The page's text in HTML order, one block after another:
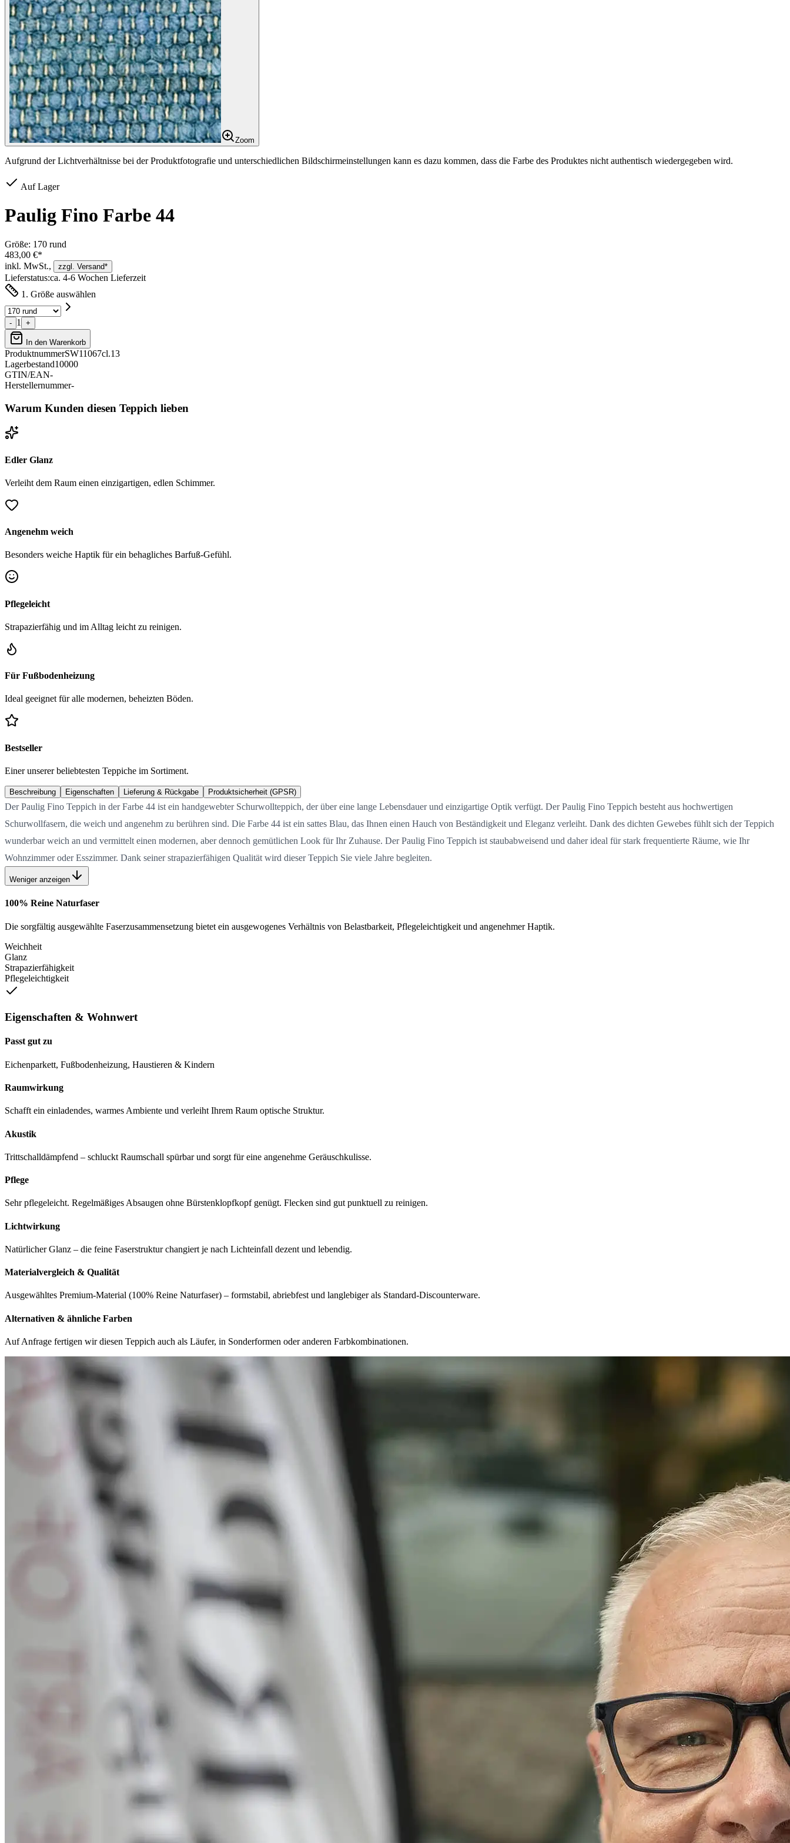
Zoom
Aufgrund der Lichtverhältnisse bei der Produktfotografie und unterschiedlichen Bildschirmeinstellungen kann es dazu kommen, dass die Farbe des Produktes nicht authentisch wiedergegeben wird.
Auf Lager
Paulig Fino Farbe 44
Größe: 170 rund
483,00 €*
inkl. MwSt.,
zzgl. Versand*
Lieferstatus:ca. 4-6 Wochen Lieferzeit
1. Größe auswählen
- 1 +
In den Warenkorb
ProduktnummerSW11067cl.13
Lagerbestand10000
GTIN/EAN-
Herstellernummer-
Warum Kunden diesen Teppich lieben
Edler Glanz
Verleiht dem Raum einen einzigartigen, edlen Schimmer.
Angenehm weich
Besonders weiche Haptik für ein behagliches Barfuß-Gefühl.
Pflegeleicht
Strapazierfähig und im Alltag leicht zu reinigen.
Für Fußbodenheizung
Ideal geeignet für alle modernen, beheizten Böden.
Bestseller
Einer unserer beliebtesten Teppiche im Sortiment.
Beschreibung Eigenschaften Lieferung & Rückgabe Produktsicherheit (GPSR)
Der Paulig Fino Teppich in der Farbe 44 ist ein handgewebter Schurwollteppich, der über eine lange Lebensdauer und einzigartige Optik verfügt. Der Paulig Fino Teppich besteht aus hochwertigen
Schurwollfasern, die weich und angenehm zu berühren sind. Die Farbe 44 ist ein sattes Blau, das Ihnen einen Hauch von Beständigkeit und Eleganz verleiht. Dank des dichten Gewebes fühlt sich der Teppich
wunderbar weich an und vermittelt einen modernen, aber dennoch gemütlichen Look für Ihr Zuhause. Der Paulig Fino Teppich ist staubabweisend und daher ideal für stark frequentierte Räume, wie Ihr
Wohnzimmer oder Esszimmer. Dank seiner strapazierfähigen Qualität wird dieser Teppich Sie viele Jahre begleiten.
Weniger anzeigen
100% Reine Naturfaser
Die sorgfältig ausgewählte Faserzusammensetzung bietet ein ausgewogenes Verhältnis von Belastbarkeit, Pflegeleichtigkeit und angenehmer Haptik.
Weichheit
Glanz
Strapazierfähigkeit
Pflegeleichtigkeit
Eigenschaften & Wohnwert
Passt gut zu
Eichenparkett, Fußbodenheizung, Haustieren & Kindern
Raumwirkung
Schafft ein einladendes, warmes Ambiente und verleiht Ihrem Raum optische Struktur.
Akustik
Trittschalldämpfend – schluckt Raumschall spürbar und sorgt für eine angenehme Geräuschkulisse.
Pflege
Sehr pflegeleicht. Regelmäßiges Absaugen ohne Bürstenklopfkopf genügt. Flecken sind gut punktuell zu reinigen.
Lichtwirkung
Natürlicher Glanz – die feine Faserstruktur changiert je nach Lichteinfall dezent und lebendig.
Materialvergleich & Qualität
Ausgewähltes Premium-Material (100% Reine Naturfaser) – formstabil, abriebfest und langlebiger als Standard-Discounterware.
Alternativen & ähnliche Farben
Auf Anfrage fertigen wir diesen Teppich auch als Läufer, in Sonderformen oder anderen Farbkombinationen.